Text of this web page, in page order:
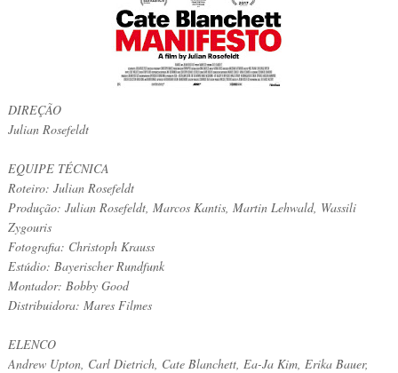
DIREÇÃO
Julian Rosefeldt
EQUIPE TÉCNICA
Roteiro: Julian Rosefeldt
Produção: Julian Rosefeldt, Marcos Kantis, Martin Lehwald, Wassili
Zygouris
Fotografia: Christoph Krauss
Estúdio: Bayerischer Rundfunk
Montador: Bobby Good
Distribuidora: Mares Filmes
ELENCO
Andrew Upton, Carl Dietrich, Cate Blanchett, Ea-Ja Kim, Erika Bauer,